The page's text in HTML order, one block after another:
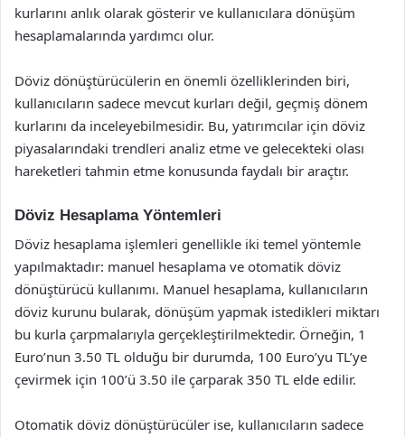
kurlarını anlık olarak gösterir ve kullanıcılara dönüşüm
hesaplamalarında yardımcı olur.
Döviz dönüştürücülerin en önemli özelliklerinden biri,
kullanıcıların sadece mevcut kurları değil, geçmiş dönem
kurlarını da inceleyebilmesidir. Bu, yatırımcılar için döviz
piyasalarındaki trendleri analiz etme ve gelecekteki olası
hareketleri tahmin etme konusunda faydalı bir araçtır.
Döviz Hesaplama Yöntemleri
Döviz hesaplama işlemleri genellikle iki temel yöntemle
yapılmaktadır: manuel hesaplama ve otomatik döviz
dönüştürücü kullanımı. Manuel hesaplama, kullanıcıların
döviz kurunu bularak, dönüşüm yapmak istedikleri miktarı
bu kurla çarpmalarıyla gerçekleştirilmektedir. Örneğin, 1
Euro’nun 3.50 TL olduğu bir durumda, 100 Euro’yu TL’ye
çevirmek için 100’ü 3.50 ile çarparak 350 TL elde edilir.
Otomatik döviz dönüştürücüler ise, kullanıcıların sadece